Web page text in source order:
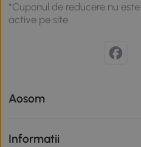
*Cuponul de reducere nu
active pe site
Aosom
Informatii